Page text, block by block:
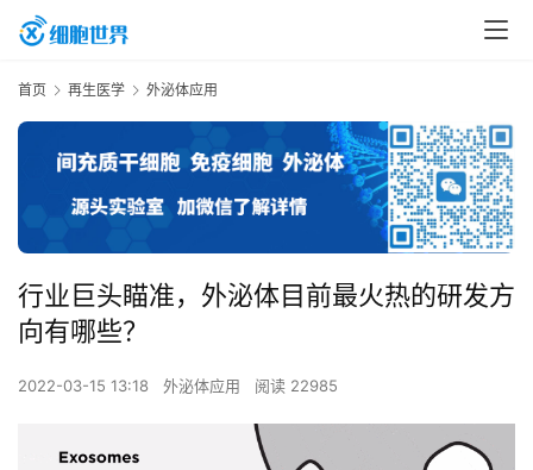
首页 再生医学 外泌体应用
行业巨头瞄准，外泌体目前最火热的研发方
向有哪些？
2022-03-15 13:18 外泌体应用 阅读 22985